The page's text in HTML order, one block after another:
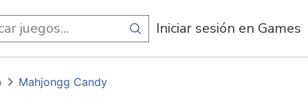
Iniciar sesión en Games
Mahjongg Candy